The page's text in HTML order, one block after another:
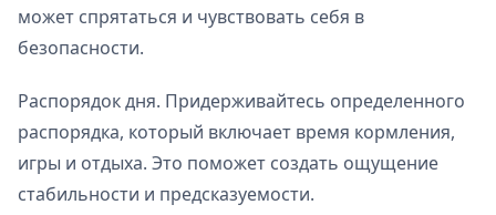
может спрятаться и чувствовать себя в
безопасности.
Распорядок дня. Придерживайтесь определенного
распорядка, который включает время кормления,
игры и отдыха. Это поможет создать ощущение
стабильности и предсказуемости.